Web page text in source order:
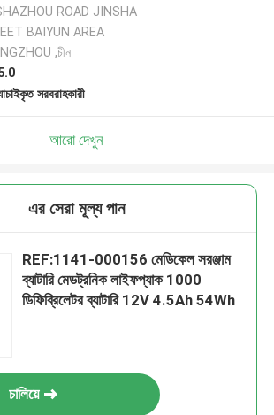
ROAD JINSHA
BAIYUN AREA
,চীন
সরবরাহকারী
আরো দেখুন
এর সেরা মূল্য পান
REF:1141-000156 মেডিকেল সরঞ্জাম
ব্যাটারি মেডট্রনিক লাইফপ্যাক 1000
ডিফিব্রিলেটর ব্যাটারি 12V 4.5Ah 54Wh
চালিয়ে